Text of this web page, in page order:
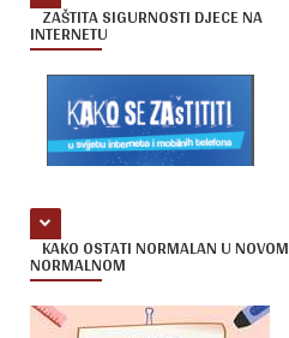
ZAŠTITA SIGURNOSTI DJECE NA
INTERNETU
KAKO OSTATI NORMALAN U NOVOM
NORMALNOM